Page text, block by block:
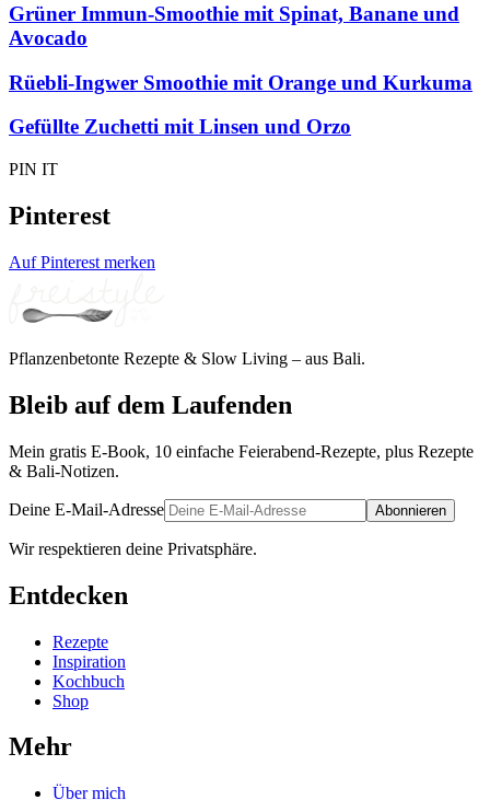
Grüner Immun-Smoothie mit Spinat, Banane und
Avocado
Rüebli-Ingwer Smoothie mit Orange und Kurkuma
Gefüllte Zuchetti mit Linsen und Orzo
PIN IT
Pinterest
Auf Pinterest merken
Pflanzenbetonte Rezepte & Slow Living – aus Bali.
Bleib auf dem Laufenden
Mein gratis E-Book, 10 einfache Feierabend-Rezepte, plus Rezepte
& Bali-Notizen.
Deine E-Mail-Adresse Abonnieren
Wir respektieren deine Privatsphäre.
Entdecken
Rezepte
Inspiration
Kochbuch
Shop
Mehr
Über mich